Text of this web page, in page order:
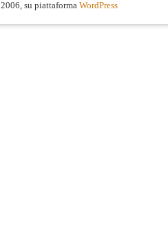
2006, su piattaforma WordPress